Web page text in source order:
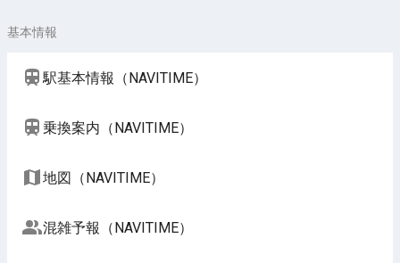
基本情報
駅基本情報（NAVITIME）
乗換案内（NAVITIME）
地図（NAVITIME）
混雑予報（NAVITIME）